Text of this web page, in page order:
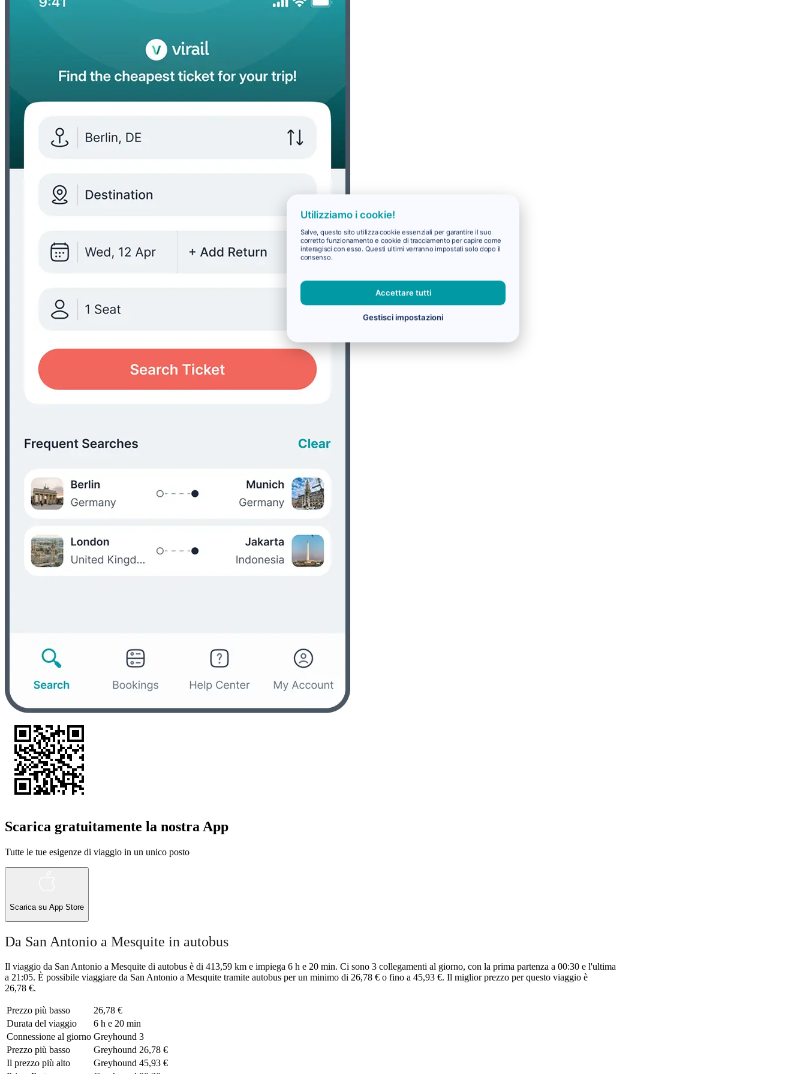
Scarica gratuitamente la nostra App
Tutte le tue esigenze di viaggio in un unico posto
Scarica su App Store
Da San Antonio a Mesquite in autobus
Il viaggio da San Antonio a Mesquite di autobus è di 413,59 km e impiega 6 h e 20 min. Ci sono 3 collegamenti al giorno, con la prima partenza a 00:30 e l'ultima
a 21:05. È possibile viaggiare da San Antonio a Mesquite tramite autobus per un minimo di 26,78 € o fino a 45,93 €. Il miglior prezzo per questo viaggio è
26,78 €.
Prezzo più basso
26,78 €
Durata del viaggio
6 h e 20 min
Connessione al giorno Greyhound 3
Prezzo più basso
Greyhound 26,78 €
Il prezzo più alto
Greyhound 45,93 €
Utilizziamo i cookie!
Salve, questo sito utilizza cookie essenziali per garantire il suo
corretto funzionamento e cookie di tracciamento per capire come
interagisci con esso. Questi ultimi verranno impostati solo dopo il
consenso.
Accettare tutti
Gestisci impostazioni